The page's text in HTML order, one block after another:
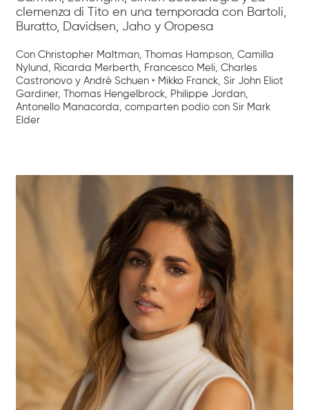
clemenza di Tito en una temporada con Bartoli,
Buratto, Davidsen, Jaho y Oropesa
Con Christopher Maltman, Thomas Hampson, Camilla
Nylund, Ricarda Merberth, Francesco Meli, Charles
Castronovo y Andrè Schuen • Mikko Franck, Sir John Eliot
Gardiner, Thomas Hengelbrock, Philippe Jordan,
Antonello Manacorda, comparten podio con Sir Mark
Elder